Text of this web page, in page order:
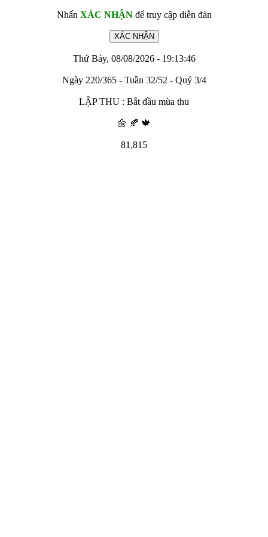
Nhấn XÁC NHẬNđể truy cập diễn đàn
Thứ Bảy, 08/08/2026 - 19:13:46
Ngày 220/365 - Tuần 32/52 - Quý 3/4
LẬP THU : Bắt đầu mùa thu
🌼 🍂 🍁
81,815